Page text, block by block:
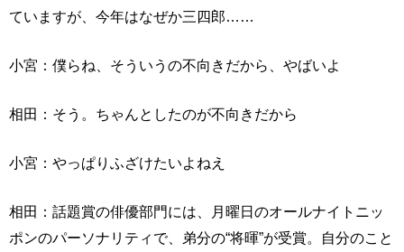
ていますが、今年はなぜか三四郎……
小宮：僕らね、そういうの不向きだから、やばいよ
相田：そう。ちゃんとしたのが不向きだから
小宮：やっぱりふざけたいよねえ
相田：話題賞の俳優部門には、月曜日のオールナイトニッ
ポンのパーソナリティで、弟分の“将暉”が受賞。自分のこと